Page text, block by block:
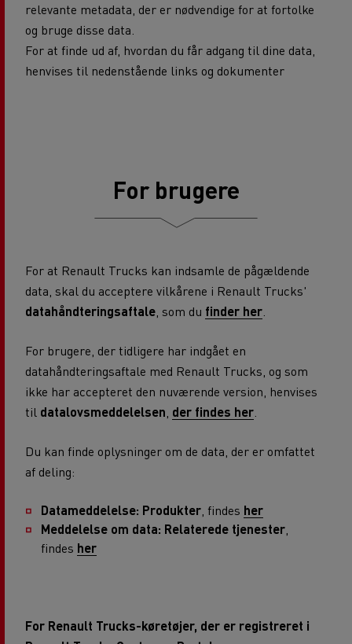
relevante metadata, der er nødvendige for at fortolke
og bruge disse data.
For at finde ud af, hvordan du får adgang til dine data,
henvises til nedenstående links og dokumenter
For brugere
For at Renault Trucks kan indsamle de pågældende
data, skal du acceptere vilkårene i Renault Trucks'
datahåndteringsaftale , som du finder her
For brugere, der tidligere har indgået en
datahåndteringsaftale med Renault Trucks, og som
ikke har accepteret den nuværende version, henvises
til datalovsmeddelelsen der findes her
Du kan finde oplysninger om de data, der er omfattet
af deling:
Datameddelelse: Produkter , findes her
Meddelelse om data: Relaterede tjenester
findes her
For Renault Trucks-køretøjer, der er registreret i